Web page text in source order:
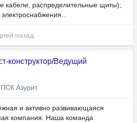
кабели, распределительные щиты);
назад
конструктор/Ведущий
ПСК Азурит
и активно развивающаяся
компания. Наша команда